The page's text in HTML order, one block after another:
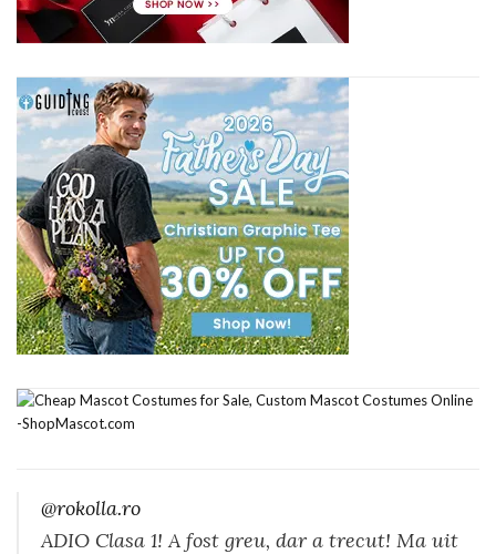
@rokolla.ro
ADIO Clasa 1! A fost greu, dar a trecut! Ma uit